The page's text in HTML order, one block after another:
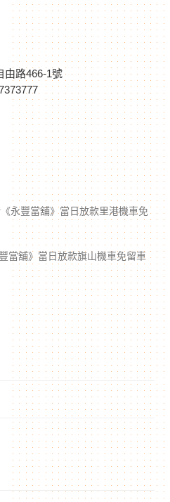
由路466-1號
永豐當舖》當日放款里港機車免
當舖》當日放款旗山機車免留車